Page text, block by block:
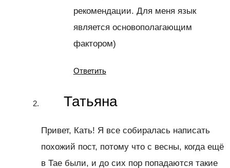
рекомендации. Для меня язык
является основополагающим
фактором)
Ответить
Татьяна
Привет, Кать! Я все собиралась написать
похожий пост, потому что с весны, когда ещё
в Тае были, и до сих пор попадаются такие